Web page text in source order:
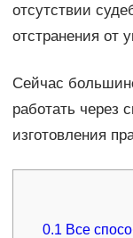
отсутствии
отстранения от
Сейчас
работать через
изготовления
0.1 Все